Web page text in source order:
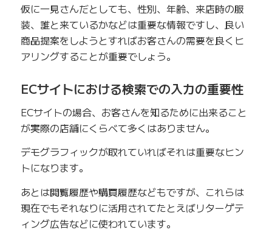
仮に一見さんだとしても、性別、年齢、来店時の服
装、誰と来ているかなどは重要な情報ですし、良い
商品提案をしようとすればお客さんの需要を良くヒ
アリングすることが重要でしょう。
ECサイトにおける検索での入力の重要性
ECサイトの場合、お客さんを知るために出来ること
が実際の店舗にくらべて多くはありません。
デモグラフィックが取れていればそれは重要なヒン
トになります。
あとは閲覧履歴や購買履歴などもですが、これらは
現在でもそれなりに活用されてたとえばリターゲテ
ィング広告などに使われています。